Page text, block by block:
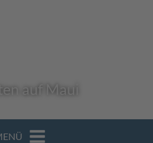
auf Maui